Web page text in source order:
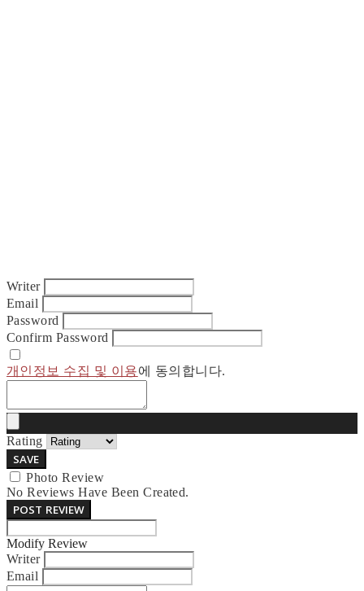
Writer
Email
Password
Confirm Password
개인정보 수집 및 이용에 동의합니다.
Rating
SAVE
Photo Review
No Reviews Have Been Created.
POST REVIEW
Modify Review
Writer
Email